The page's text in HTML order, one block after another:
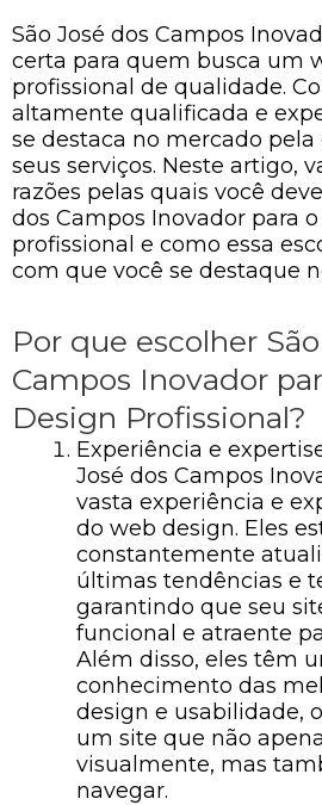
São José dos Campos
certa para quem busca um
profissional de qualidade.
altamente qualificada e
se destaca no mercado pela
seus serviços. Neste artigo,
razões pelas quais você
dos Campos Inovador para
profissional e como essa
com que você se destaque
Por que escolher
Campos Inovador
Design Profissional?
Experiência e
José dos Campos
vasta experiência e
do web design. Eles
constantemente
últimas tendências e
garantindo que seu
funcional e atraente
Além disso, eles têm
conhecimento das
design e usabilidade,
um site que não
visualmente, mas
navegar.